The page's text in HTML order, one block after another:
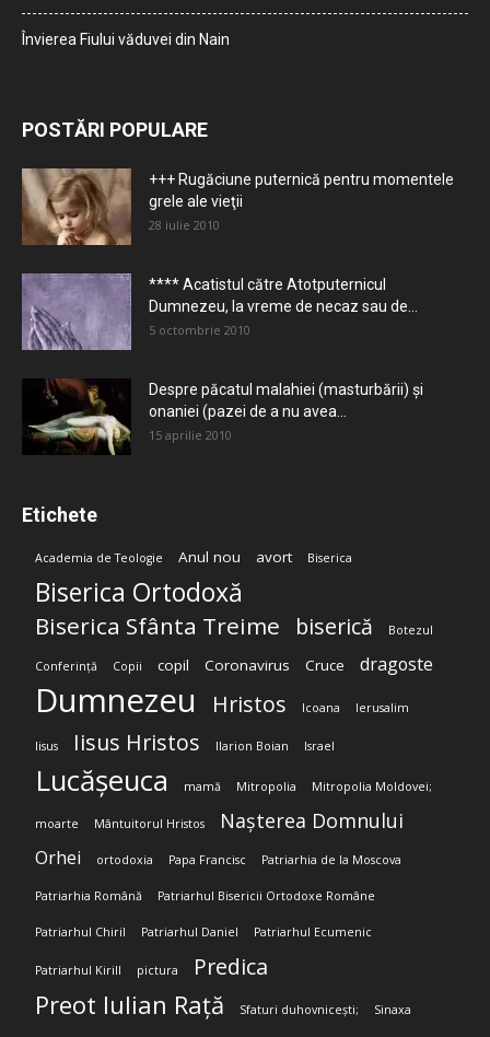
Învierea Fiului văduvei din Nain
POSTĂRI POPULARE
+++ Rugăciune puternică pentru momentele
grele ale vieţii
28 iulie 2010
**** Acatistul către Atotputernicul
Dumnezeu, la vreme de necaz sau de...
5 octombrie 2010
Despre păcatul malahiei (masturbării) şi
onaniei (pazei de a nu avea...
15 aprilie 2010
Etichete
Academia de Teologie Anul nou avort Biserica
Biserica Ortodoxă
Biserica Sfânta Treime biserică Botezul
Conferință Copii copil Coronavirus Cruce dragoste
Dumnezeu Hristos Icoana Ierusalim
Iisus Iisus Hristos Ilarion Boian Israel
Lucășeuca mamă Mitropolia Mitropolia Moldovei;
moarte Mântuitorul Hristos Nașterea Domnului
Orhei ortodoxia Papa Francisc Patriarhia de la Moscova
Patriarhia Română Patriarhul Bisericii Ortodoxe Române
Patriarhul Chiril Patriarhul Daniel Patriarhul Ecumenic
Patriarhul Kirill pictura Predica
Preot Iulian Rață Sfaturi duhovnicești; Sinaxa